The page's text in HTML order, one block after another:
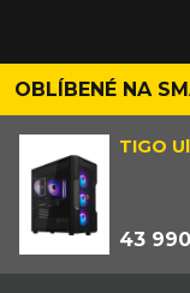
OBLÍBENÉ NA
TIGO
43